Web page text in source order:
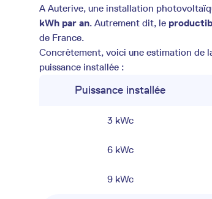
A Auterive, une installation
kWh par an. Autrement dit, le
de France.
Concrètement, voici une estimation de
puissance installée :
Puissance installée
3 kWc
6 kWc
9 kWc